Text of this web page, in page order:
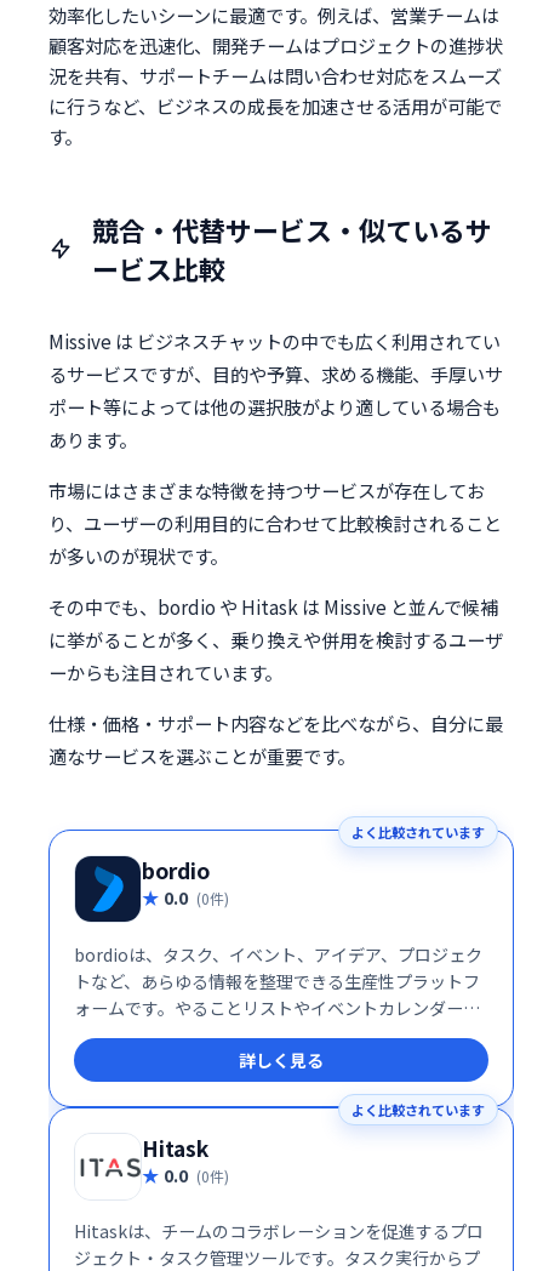
効率化したいシーンに最適です。例えば、営業チームは
顧客対応を迅速化、開発チームはプロジェクトの進捗状
況を共有、サポートチームは問い合わせ対応をスムーズ
に行うなど、ビジネスの成長を加速させる活用が可能で
す。
競合・代替サービス・似ているサ
ービス比較
Missive は ビジネスチャットの中でも広く利用されてい
るサービスですが、目的や予算、求める機能、手厚いサ
ポート等によっては他の選択肢がより適している場合も
あります。
市場にはさまざまな特徴を持つサービスが存在してお
り、ユーザーの利用目的に合わせて比較検討されること
が多いのが現状です。
その中でも、bordio や Hitask は Missive と並んで候補
に挙がることが多く、乗り換えや併用を検討するユーザ
ーからも注目されています。
仕様・価格・サポート内容などを比べながら、自分に最
適なサービスを選ぶことが重要です。
よく比較されています
bordio
0.0 (0件)
bordioは、タスク、イベント、アイデア、プロジェク
トなど、あらゆる情報を整理できる生産性プラットフ
ォームです。やることリストやイベントカレンダーな
ども統合管理でき、効率的なワークフローを実現しま
す。 日々の業務をスムーズに進め、生産性を向上させ
たい方におすすめです。
詳しく見る
よく比較されています
Hitask
0.0 (0件)
Hitaskは、チームのコラボレーションを促進するプロ
ジェクト・タスク管理ツールです。タスク実行からプ